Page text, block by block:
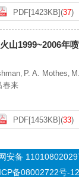
PDF[1423KB](37)
山1999~2006年
, P. A. Mothes,
春来
PDF[1453KB](33)
安备
备08002722号-12